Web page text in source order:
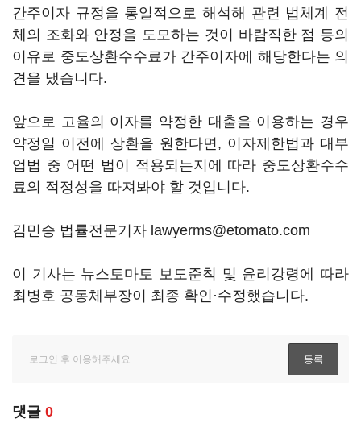
간주이자 규정을 통일적으로 해석해 관련 법체계 전
체의 조화와 안정을 도모하는 것이 바람직한 점 등의
이유로 중도상환수수료가 간주이자에 해당한다는 의
견을 냈습니다.
앞으로 고율의 이자를 약정한 대출을 이용하는 경우
약정일 이전에 상환을 원한다면, 이자제한법과 대부
업법 중 어떤 법이 적용되는지에 따라 중도상환수수
료의 적정성을 따져봐야 할 것입니다.
김민승 법률전문기자 lawyerms@etomato.com
이 기사는 뉴스토마토 보도준칙 및 윤리강령에 따라
최병호 공동체부장이 최종 확인·수정했습니다.
댓글 0